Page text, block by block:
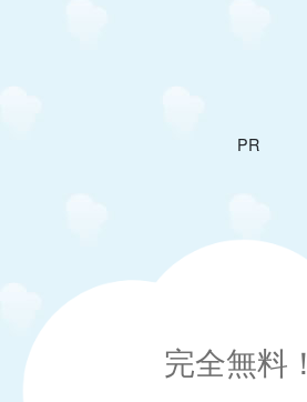
PR
完全無料！